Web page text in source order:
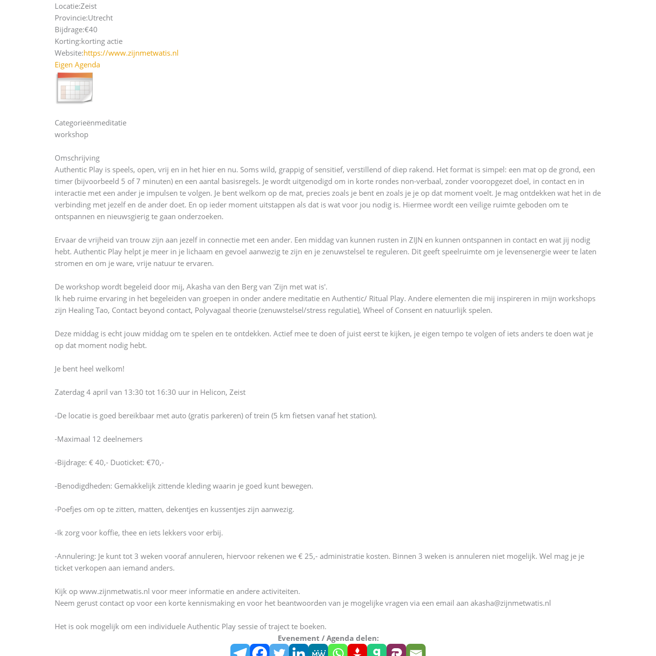
Locatie:Zeist
Provincie:Utrecht
Bijdrage:€40
Korting:korting actie
Website:https://www.zijnmetwatis.nl
Eigen Agenda
Categorieënmeditatie
workshop
Omschrijving
Authentic Play is speels, open, vrij en in het hier en nu. Soms wild, grappig of sensitief, verstillend of diep rakend. Het format is simpel: een mat op de grond, een
timer (bijvoorbeeld 5 of 7 minuten) en een aantal basisregels. Je wordt uitgenodigd om in korte rondes non-verbaal, zonder vooropgezet doel, in contact en in
interactie met een ander je impulsen te volgen. Je bent welkom op de mat, precies zoals je bent en zoals je je op dat moment voelt. Je mag ontdekken wat het in de
verbinding met jezelf en de ander doet. En op ieder moment uitstappen als dat is wat voor jou nodig is. Hiermee wordt een veilige ruimte geboden om te
ontspannen en nieuwsgierig te gaan onderzoeken.
Ervaar de vrijheid van trouw zijn aan jezelf in connectie met een ander. Een middag van kunnen rusten in ZIJN en kunnen ontspannen in contact en wat jij nodig
hebt. Authentic Play helpt je meer in je lichaam en gevoel aanwezig te zijn en je zenuwstelsel te reguleren. Dit geeft speelruimte om je levensenergie weer te laten
stromen en om je ware, vrije natuur te ervaren.
De workshop wordt begeleid door mij, Akasha van den Berg van 'Zijn met wat is'.
Ik heb ruime ervaring in het begeleiden van groepen in onder andere meditatie en Authentic/ Ritual Play. Andere elementen die mij inspireren in mijn workshops
zijn Healing Tao, Contact beyond contact, Polyvagaal theorie (zenuwstelsel/stress regulatie), Wheel of Consent en natuurlijk spelen.
Deze middag is echt jouw middag om te spelen en te ontdekken. Actief mee te doen of juist eerst te kijken, je eigen tempo te volgen of iets anders te doen wat je
op dat moment nodig hebt.
Je bent heel welkom!
Zaterdag 4 april van 13:30 tot 16:30 uur in Helicon, Zeist
-De locatie is goed bereikbaar met auto (gratis parkeren) of trein (5 km fietsen vanaf het station).
-Maximaal 12 deelnemers
-Bijdrage: € 40,- Duoticket: €70,-
-Benodigdheden: Gemakkelijk zittende kleding waarin je goed kunt bewegen.
-Poefjes om op te zitten, matten, dekentjes en kussentjes zijn aanwezig.
-Ik zorg voor koffie, thee en iets lekkers voor erbij.
-Annulering: Je kunt tot 3 weken vooraf annuleren, hiervoor rekenen we € 25,- administratie kosten. Binnen 3 weken is annuleren niet mogelijk. Wel mag je je
ticket verkopen aan iemand anders.
Kijk op www.zijnmetwatis.nl voor meer informatie en andere activiteiten.
Neem gerust contact op voor een korte kennismaking en voor het beantwoorden van je mogelijke vragen via een email aan akasha@zijnmetwatis.nl
Het is ook mogelijk om een individuele Authentic Play sessie of traject te boeken.
Evenement / Agenda delen: